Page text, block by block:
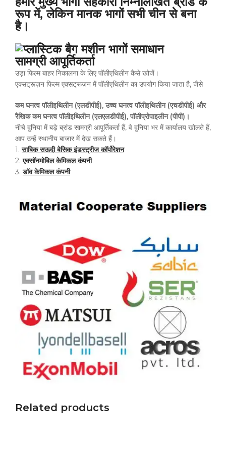
रूप में, लेकिन मानक भागों सभी चीन से बना
है।
सामग्री आपूर्तिकर्ता
उड़ा फिल्म बाहर निकालना के लिए पॉलीएथिलीन कैसे खोजें।
एक्सट्रूज़न फिल्म एक्सट्रूज़न में पॉलीएथिलीन का उपयोग किया जाता है, जैसे
कम घनत्व पॉलीइथिलीन (एलडीपीई), उच्च घनत्व पॉलीइथिलीन (एचडीपीई) और
रैखिक कम घनत्व पॉलीइथिलीन (एलएलडीपीई), पॉलीप्रोपाइलीन (पीपी)।
नीचे दुनिया में बड़े ब्रांड सामग्री आपूर्तिकर्ता हैं, वे दुनिया भर में कार्यालय खोलते हैं,
आप उन्हें स्थानीय बाजार में देख सकते हैं।
1.साबिक सऊदी बेसिक इंडस्ट्रीज कॉर्पोरेशन
2.एक्सॉनमोबिल केमिकल कंपनी
3.डॉव केमिकल कंपनी
Related products